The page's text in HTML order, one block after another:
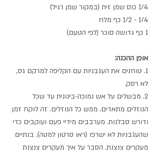
1/4 כוס שמן זית (במקור שמן רגיל)
1/4 - 1/2 כף מלח
1 כף גדושה סוכר (לפי הטעם)
אופן ההכנה:
1. טוחנים את העגבניות עם הקליפה למרקם גס,
לא רסק.
2. מבשלים על אש נמוכה-בינונית עד שכל
הנוזלים מתאדים. ממש כל הנוזלים. זה לוקח זמן
ודורש סבלנות. מערבבים מידיי פעם ועוקבים כדי
שהעגבניות לא ישרפו (ראו סרטון למטה). בנתיים
מעקרים צנצנת. הסבר על איך מעקרים צנצנת